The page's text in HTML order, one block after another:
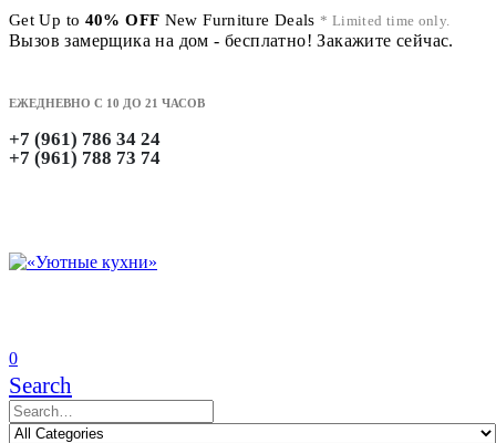
Get Up to 40% OFF New Furniture Deals * Limited time only.
Вызов замерщика на дом - бесплатно! Закажите сейчас.
ЕЖЕДНЕВНО С 10 ДО 21 ЧАСОВ
+7 (961) 786 34 24
+7 (961) 788 73 74
0
Search